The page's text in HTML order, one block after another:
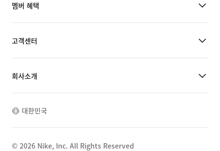
멤버 혜택
고객센터
회사소개
대한민국
© 2026 Nike, Inc. All Rights Reserved